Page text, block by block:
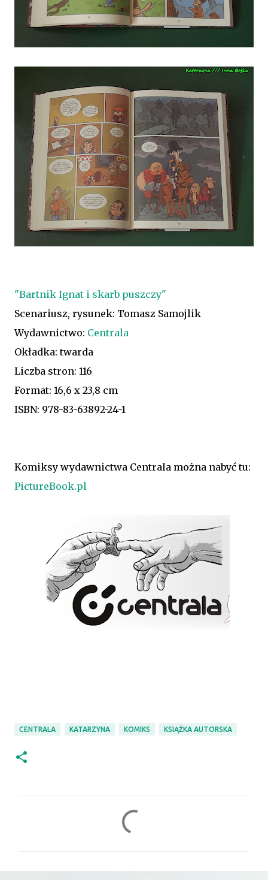
"Bartnik Ignat i skarb puszczy"
Scenariusz, rysunek: Tomasz Samojlik
Wydawnictwo: Centrala
Okładka: twarda
Liczba stron: 116
Format: 16,6 x 23,8 cm
ISBN: 978-83-63892-24-1
Komiksy wydawnictwa Centrala można nabyć tu:
PictureBook.pl
CENTRALA KATARZYNA KOMIKS KSIĄŻKA AUTORSKA